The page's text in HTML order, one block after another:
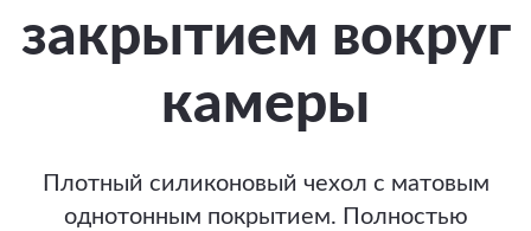
закрытием вокруг
камеры
Плотный силиконовый чехол с матовым
однотонным покрытием. Полностью